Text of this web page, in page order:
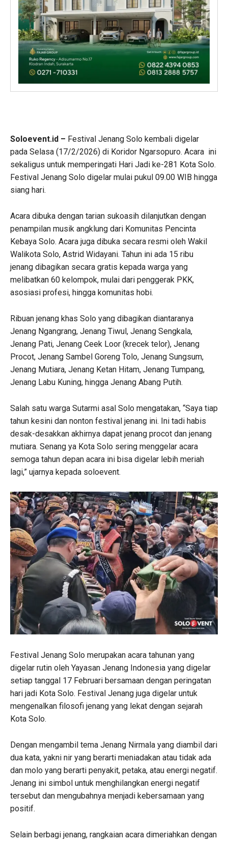
Soloevent.id – Festival Jenang Solo kembali digelar
pada Selasa (17/2/2026) di Koridor Ngarsopuro. Acara ini
sekaligus untuk memperingati Hari Jadi ke-281 Kota Solo.
Festival Jenang Solo digelar mulai pukul 09.00 WIB hingga
siang hari.
Acara dibuka dengan tarian sukoasih dilanjutkan dengan
penampilan musik angklung dari Komunitas Pencinta
Kebaya Solo. Acara juga dibuka secara resmi oleh Wakil
Walikota Solo, Astrid Widayani. Tahun ini ada 15 ribu
jenang dibagikan secara gratis kepada warga yang
melibatkan 60 kelompok, mulai dari penggerak PKK,
asosiasi profesi, hingga komunitas hobi.
Ribuan jenang khas Solo yang dibagikan diantaranya
Jenang Ngangrang, Jenang Tiwul, Jenang Sengkala,
Jenang Pati, Jenang Ceek Loor (krecek telor), Jenang
Procot, Jenang Sambel Goreng Tolo, Jenang Sungsum,
Jenang Mutiara, Jenang Ketan Hitam, Jenang Tumpang,
Jenang Labu Kuning, hingga Jenang Abang Putih.
Salah satu warga Sutarmi asal Solo mengatakan, “Saya tiap
tahun kesini dan nonton festival jenang ini. Ini tadi habis
desak-desakkan akhirnya dapat jenang procot dan jenang
mutiara. Senang ya Kota Solo sering menggelar acara
semoga tahun depan acara ini bisa digelar lebih meriah
lagi,” ujarnya kepada soloevent.
Festival Jenang Solo merupakan acara tahunan yang
digelar rutin oleh Yayasan Jenang Indonesia yang digelar
setiap tanggal 17 Februari bersamaan dengan peringatan
hari jadi Kota Solo. Festival Jenang juga digelar untuk
mengenalkan filosofi jenang yang lekat dengan sejarah
Kota Solo.
Dengan mengambil tema Jenang Nirmala yang diambil dari
dua kata, yakni nir yang berarti meniadakan atau tidak ada
dan molo yang berarti penyakit, petaka, atau energi negatif.
Jenang ini simbol untuk menghilangkan energi negatif
tersebut dan mengubahnya menjadi kebersamaan yang
positif.
Selain berbagi jenang, rangkaian acara dimeriahkan dengan